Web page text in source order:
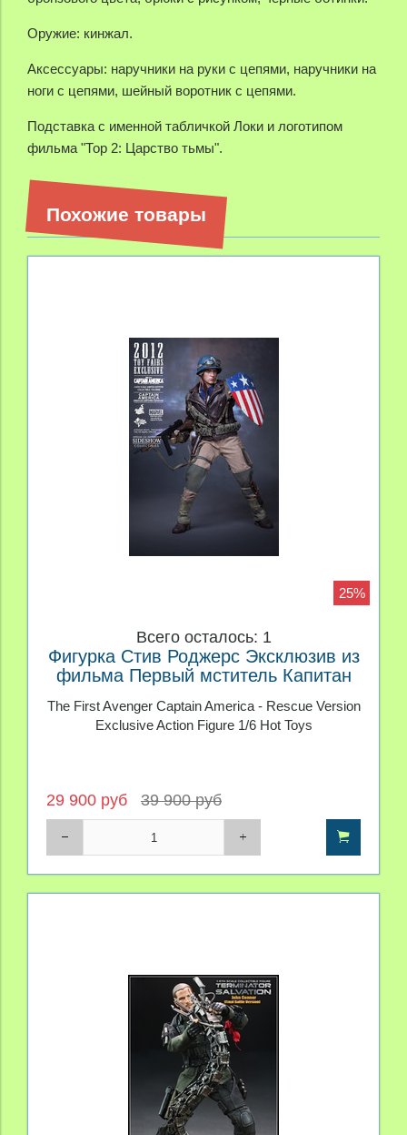
Оружие: кинжал.
Аксессуары: наручники на руки с цепями, наручники на
ноги с цепями, шейный воротник с цепями.
Подставка с именной табличкой Локи и логотипом
фильма "Тор 2: Царство тьмы".
Похожие товары
25%
Всего осталось: 1
Фигурка Стив Роджерс Эксклюзив из
фильма Первый мститель Капитан
The First Avenger Captain America - Rescue Version
Exclusive Action Figure 1/6 Hot Toys
29 900 руб 39 900 руб